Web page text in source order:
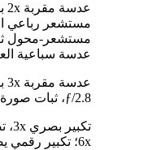
مستشعر-محول
عدسة سباعية
ƒ/2.8، ثبات صورة بصري، عدسة سداسية العناصر
6x؛ تكبير رقمي يصل إلى 15x